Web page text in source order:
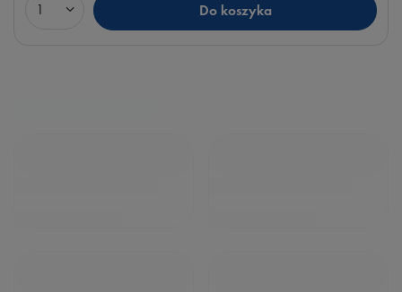
Ilość produktów Do koszyka